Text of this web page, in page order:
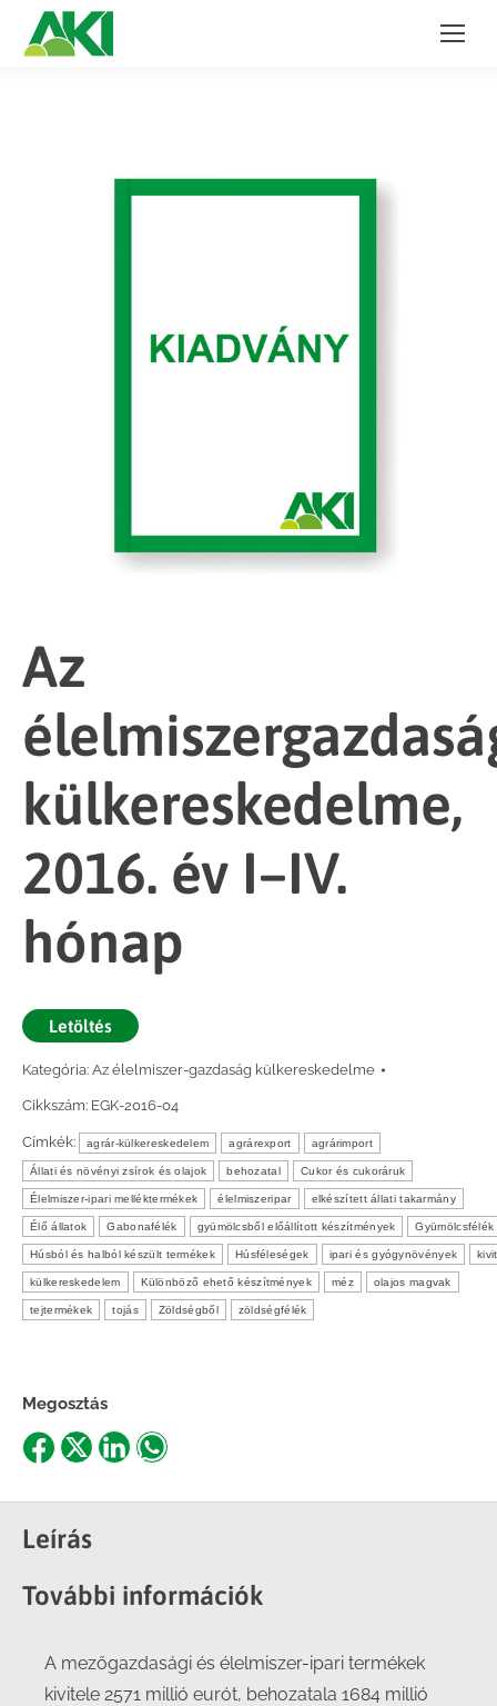
Az
külkereskedelme,
2016. év I–IV.
hónap
Letöltés
Kategória: Az élelmiszer-gazdaság külkereskedelme
Cikkszám: EGK-2016-04
Címkék: agrár-külkereskedelem agrárexport agrárimport
Állati és növényi zsírok és olajok behozatal Cukor és cukoráruk
Élelmiszer-ipari melléktermékek élelmiszeripar elkészített állati takarmány
Élő állatok Gabonafélék gyümölcsből előállított készítmények Gyümölcsfélék
Húsból és halból készült termékek Húsféleségek ipari és gyógynövények
külkereskedelem Különböző ehető készítmények méz olajos magvak
tejtermékek tojás Zöldségből zöldségfélék
Megosztás
Share
Facebook
Share
X
ShareShare
Leírás
További információk
A mezőgazdasági és élelmiszer-ipari termékek
kivitele 2571 millió eurót, behozatala 1684 millió